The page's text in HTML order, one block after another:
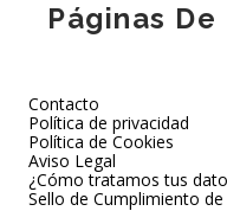
Páginas
Contacto
Política de privacidad
Política de Cookies
Aviso Legal
¿Cómo tratamos tus
Sello de Cumplimiento